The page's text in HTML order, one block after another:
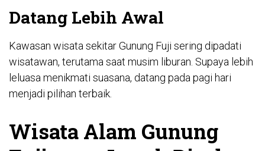
Datang Lebih Awal
Kawasan wisata sekitar Gunung Fuji sering dipadati
wisatawan, terutama saat musim liburan. Supaya lebih
leluasa menikmati suasana, datang pada pagi hari
menjadi pilihan terbaik.
Wisata Alam Gunung